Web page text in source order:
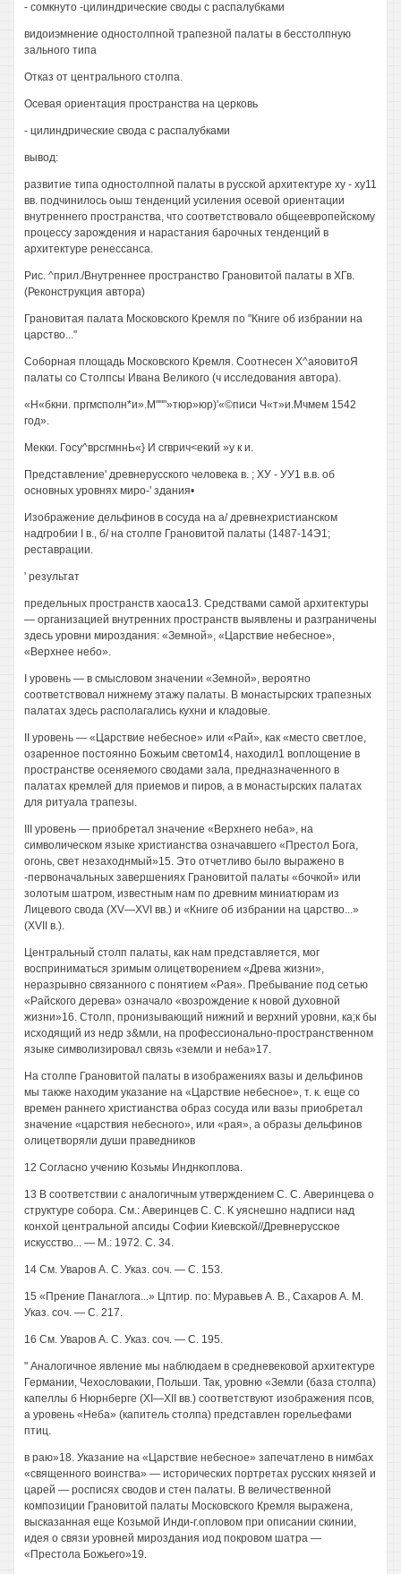
- сомкнуто -цилиндрические своды с распалубками
видоиэмнение одностолпной трапезной палаты в бесстолпную
зального типа
Отказ от центрального столпа.
Осевая ориентация пространства на церковь
- цилиндрические свода с распалубками
вывод:
развитие типа одностолпной палаты в русской архитектуре ху - ху11
вв. подчинилось оыш тенденций усиления осевой ориентации
внутреннего пространства, что соответствовало общеевропейскому
процессу зарождения и нарастания барочных тенденций в
архитектуре ренессанса.
Рис. ^прил./Внутреннее пространство Грановитой палаты в ХГв.
(Реконструкция автора)
Грановитая палата Московского Кремля по "Книге об избрании на
царство..."
Соборная площадь Московского Кремля. Соотнесен Х^аяовитоЯ
палаты со Столпсы Ивана Великого (ч исследования автора).
«Н«бкни. пргмсполн*и».М"""»тюр»юр)'«©писи Ч«т»и.Мчмем 1542
год».
Мекки. Госу^врсгмннЬ«} И сгврич<екий »у к и.
Представление' древнерусского человека в. ; ХУ - УУ1 в.в. об
основных уровнях миро-' здания•
Изображение дельфинов в сосуда на а/ древнехристианском
надгробии I в., б/ на столпе Грановитой палаты (1487-14Э1;
реставрации.
' результат
предельных пространств хаоса13. Средствами самой архитектуры
— организацией внутренних пространств выявлены и разграничены
здесь уровни мироздания: «Земной», «Царствие небесное»,
«Верхнее небо».
I уровень — в смысловом значении «Земной», вероятно
соответствовал нижнему этажу палаты. В монастырских трапезных
палатах здесь располагались кухни и кладовые.
II уровень — «Царствие небесное» или «Рай», как «место светлое,
озаренное постоянно Божьим светом14, находил1 воплощение в
пространстве осеняемого сводами зала, предназначенного в
палатах кремлей для приемов и пиров, а в монастырских палатах
для ритуала трапезы.
III уровень — приобретал значение «Верхнего неба», на
символическом языке христианства означавшего «Престол Бога,
огонь, свет незаходнмый»15. Это отчетливо было выражено в
-первоначальных завершениях Грановитой палаты «бочкой» или
золотым шатром, известным нам по древним миниатюрам из
Лицевого свода (XV—XVI вв.) и «Книге об избрании на царство...»
(XVII в.).
Центральный столп палаты, как нам представляется, мог
восприниматься зримым олицетворением «Древа жизни»,
неразрывно связанного с понятием «Рая». Пребывание под сетью
«Райского дерева» означало «возрождение к новой духовной
жизни»16. Столп, пронизывающий нижний и верхний уровни, ка;к бы
исходящий из недр з&мли, на профессионально-пространственном
языке символизировал связь «земли и неба»17.
На столпе Грановитой палаты в изображениях вазы и дельфинов
мы также находим указание на «Царствие небесное», т. к. еще со
времен раннего христианства образ сосуда или вазы приобретал
значение «царствия небесного», или «рая», а образы дельфинов
олицетворяли души праведников
12 Согласно учению Козьмы Инднкоплова.
13 В соответствии с аналогичным утверждением С. С. Аверинцева о
структуре собора. См.: Аверинцев С. С. К уяснешно надписи над
конхой центральной апсиды Софии Киевской//Древнерусское
искусство... — М.: 1972. С. 34.
14 См. Уваров А. С. Указ. соч. — С. 153.
15 «Прение Панаглога...» Цптир. по: Муравьев А. В., Сахаров А. М.
Указ. соч. — С. 217.
16 См. Уваров А. С. Указ. соч. — С. 195.
" Аналогичное явление мы наблюдаем в средневековой архитектуре
Германии, Чехословакии, Польши. Так, уровню «Земли (база столпа)
капеллы б Нюрнберге (XI—XII вв.) соответствуют изображения псов,
а уровень «Неба» (капитель столпа) представлен горельефами
птиц.
в раю»18. Указание на «Царствие небесное» запечатлено в нимбах
«священного воинства» — исторических портретах русских князей и
царей — росписях сводов и стен палаты. В величественной
композиции Грановитой палаты Московского Кремля выражена,
высказанная еще Козьмой Инди-г.опловом при описании скинии,
идея о связи уровней мироздания иод покровом шатра —
«Престола Божьего»19.